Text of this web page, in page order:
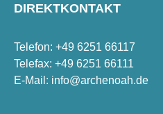
DIREKTKONTAKT
Telefon: +49 6251 66117
Telefax: +49 6251 66111
E-Mail: info@archenoah.de